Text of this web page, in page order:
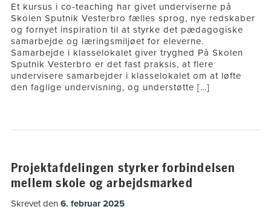
Et kursus i co-teaching har givet underviserne på
Skolen Sputnik Vesterbro fælles sprog, nye redskaber
og fornyet inspiration til at styrke det pædagogiske
samarbejde og læringsmiljøet for eleverne.
Samarbejde i klasselokalet giver tryghed På Skolen
Sputnik Vesterbro er det fast praksis, at flere
undervisere samarbejder i klasselokalet om at løfte
den faglige undervisning, og understøtte […]
Projektafdelingen styrker forbindelsen
mellem skole og arbejdsmarked
Skrevet den 6. februar 2025